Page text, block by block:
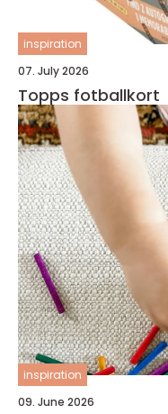
inspiration
07. July 2026
Topps fotballkort
inspiration
09. June 2026